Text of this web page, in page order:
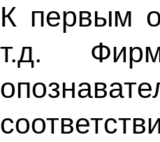
К первым
т.д.